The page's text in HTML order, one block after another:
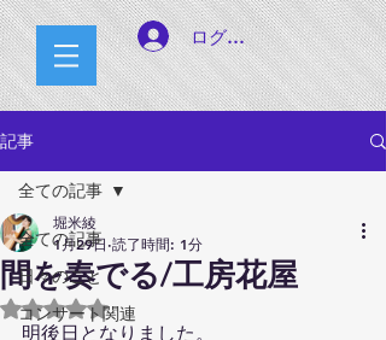
ログイン
記事
全ての記事
日々のこと
コンサート関連
全ての記事
間を奏でる/工房花屋
堀米綾
1月29日 読了時間: 1分
5つ星のうちNaNと評価されています。
明後日となりました。